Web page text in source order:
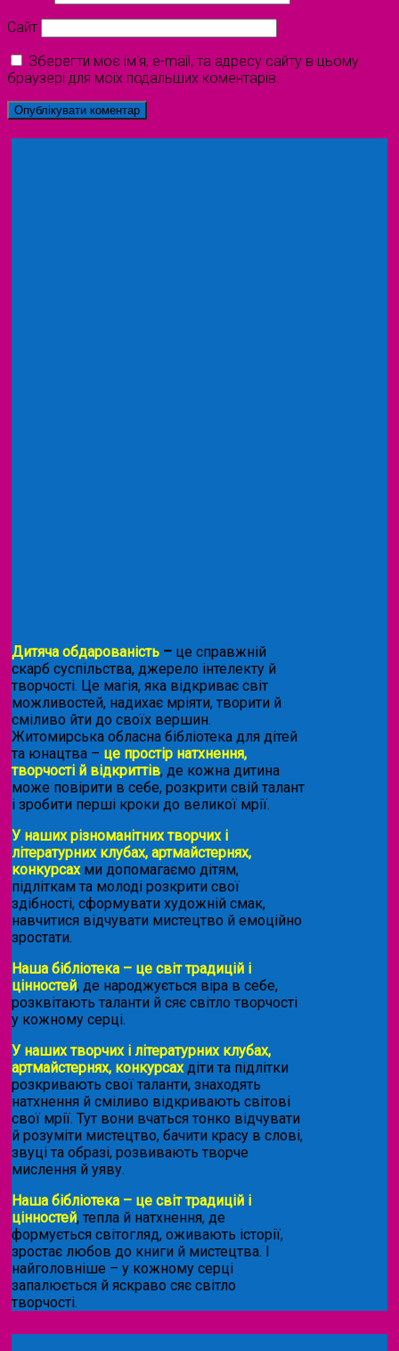
Сайт
Зберегти моє ім'я, e-mail, та адресу сайту в цьому
браузері для моїх подальших коментарів.
Дитяча обдарованість – це справжній
скарб суспільства, джерело інтелекту й
творчості. Це магія, яка відкриває світ
можливостей, надихає мріяти, творити й
сміливо йти до своїх вершин.
Житомирська обласна бібліотека для дітей
та юнацтва – це простір натхнення,
творчості й відкриттів, де кожна дитина
може повірити в себе, розкрити свій талант
і зробити перші кроки до великої мрії.
У наших різноманітних творчих і
літературних клубах, артмайстернях,
конкурсахми допомагаємо дітям,
підліткам та молоді розкрити свої
здібності, сформувати художній смак,
навчитися відчувати мистецтво й емоційно
зростати.
Наша бібліотека – це світ традицій і
цінностей, де народжується віра в себе,
розквітають таланти й сяє світло творчості
у кожному серці.
У наших творчих і літературних клубах,
артмайстернях, конкурсахдіти та підлітки
розкривають свої таланти, знаходять
натхнення й сміливо відкривають світові
свої мрії. Тут вони вчаться тонко відчувати
й розуміти мистецтво, бачити красу в слові,
звуці та образі, розвивають творче
мислення й уяву.
Наша бібліотека – це світ традицій і
цінностей, тепла й натхнення, де
формується світогляд, оживають історії,
зростає любов до книги й мистецтва. І
найголовніше – у кожному серці
запалюється й яскраво сяє світло
творчості.